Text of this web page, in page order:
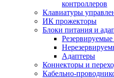
контроллеров
Клавиатуры
ИК прожекторы
Блоки питания и
Адаптеры
Коннекторы и
Кабельно-